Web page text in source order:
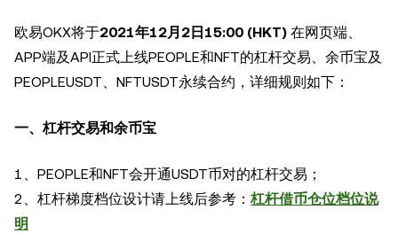
欧易OKX将于2021年12月 2日15:00 (HKT) 在网页端、
APP端及API正式上线PEOPLE和NFT的杠杆交易、余币宝及
PEOPLEUSDT、NFTUSDT永续合约，详细规则如下：
一、杠杆交易和余币宝
1 、 PEOPLE和NFT会开通USDT币对的杠杆交易；
2 、杠杆梯度档位设计请上线后参考： 杠杆借币仓位档位说
明